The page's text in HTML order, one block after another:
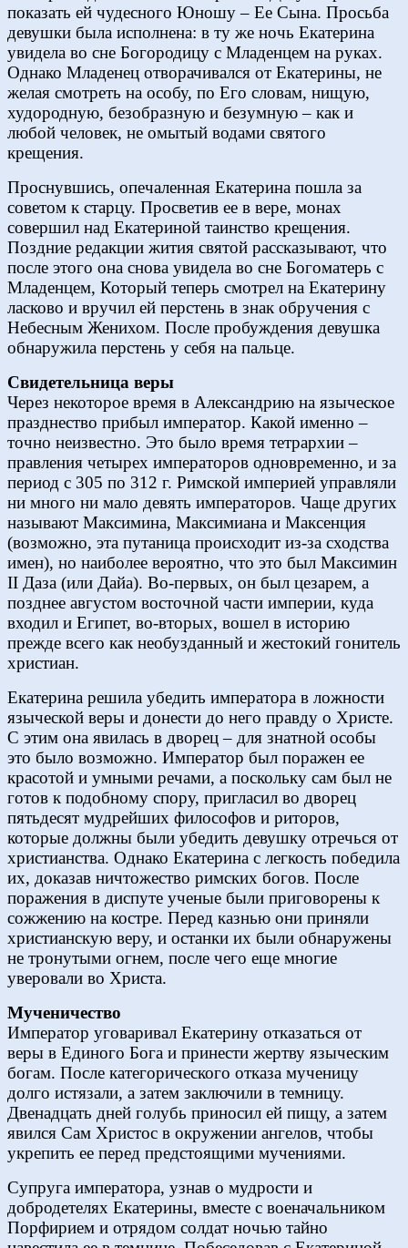
показать ей чудесного Юношу – Ее Сына. Просьба
девушки была исполнена: в ту же ночь Екатерина
увидела во сне Богородицу с Младенцем на руках.
Однако Младенец отворачивался от Екатерины, не
желая смотреть на особу, по Его словам, нищую,
худородную, безобразную и безумную – как и
любой человек, не омытый водами святого
крещения.
Проснувшись, опечаленная Екатерина пошла за
советом к старцу. Просветив ее в вере, монах
совершил над Екатериной таинство крещения.
Поздние редакции жития святой рассказывают, что
после этого она снова увидела во сне Богоматерь с
Младенцем, Который теперь смотрел на Екатерину
ласково и вручил ей перстень в знак обручения с
Небесным Женихом. После пробуждения девушка
обнаружила перстень у себя на пальце.
Свидетельница веры
Через некоторое время в Александрию на языческое
празднество прибыл император. Какой именно –
точно неизвестно. Это было время тетрархии –
правления четырех императоров одновременно, и за
период с 305 по 312 г. Римской империей управляли
ни много ни мало девять императоров. Чаще других
называют Максимина, Максимиана и Максенция
(возможно, эта путаница происходит из-за сходства
имен), но наиболее вероятно, что это был Максимин
II Даза (или Дайа). Во-первых, он был цезарем, а
позднее августом восточной части империи, куда
входил и Египет, во-вторых, вошел в историю
прежде всего как необузданный и жестокий гонитель
христиан.
Екатерина решила убедить императора в ложности
языческой веры и донести до него правду о Христе.
С этим она явилась в дворец – для знатной особы
это было возможно. Император был поражен ее
красотой и умными речами, а поскольку сам был не
готов к подобному спору, пригласил во дворец
пятьдесят мудрейших философов и риторов,
которые должны были убедить девушку отречься от
христианства. Однако Екатерина с легкость победила
их, доказав ничтожество римских богов. После
поражения в диспуте ученые были приговорены к
сожжению на костре. Перед казнью они приняли
христианскую веру, и останки их были обнаружены
не тронутыми огнем, после чего еще многие
уверовали во Христа.
Мученичество
Император уговаривал Екатерину отказаться от
веры в Единого Бога и принести жертву языческим
богам. После категорического отказа мученицу
долго истязали, а затем заключили в темницу.
Двенадцать дней голубь приносил ей пищу, а затем
явился Сам Христос в окружении ангелов, чтобы
укрепить ее перед предстоящими мучениями.
Супруга императора, узнав о мудрости и
добродетелях Екатерины, вместе с военачальником
Порфирием и отрядом солдат ночью тайно